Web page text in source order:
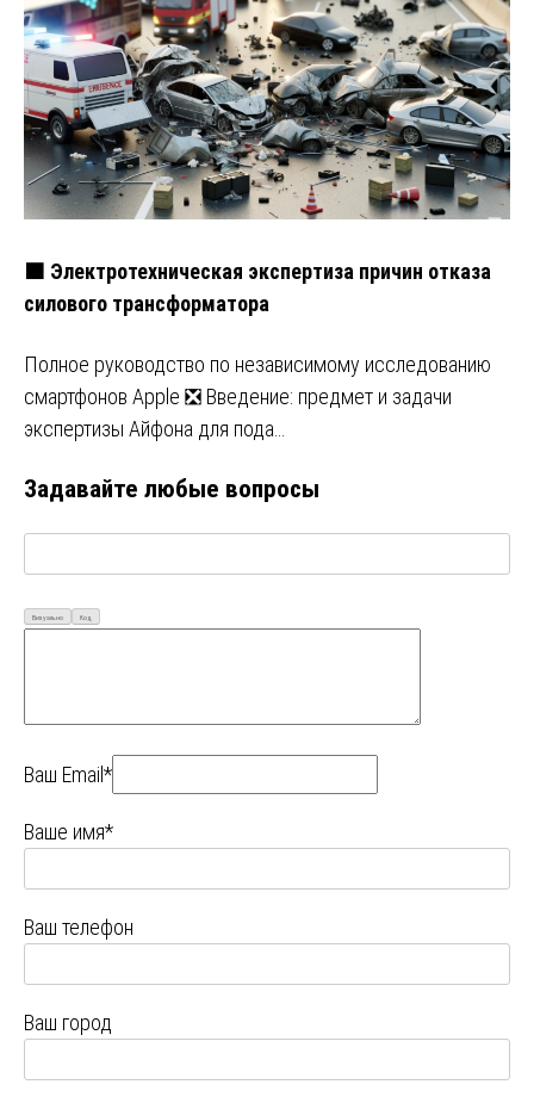
🟧 Электротехническая экспертиза причин отказа
силового трансформатора
Полное руководство по независимому исследованию
смартфонов Apple ❎ Введение: предмет и задачи
экспертизы Айфона для пода…
Задавайте любые вопросы
Визуально Код
Ваш Email*
Ваше имя*
Ваш телефон
Ваш город